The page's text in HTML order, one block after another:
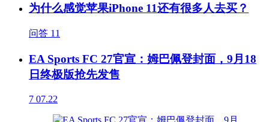
为什么感觉苹果iPhone 11还有很多人去买？
问答 11
EA Sports FC 27官宣：姆巴佩登封面，9月18
日终极版抢先发售
7 07.22